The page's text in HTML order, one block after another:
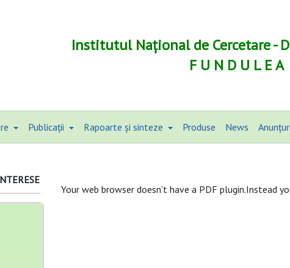
Institutul Național de Cercetare -
F U N D U L E A
Publicații Rapoarte și sinteze Produse News Anunțuri
Your web browser doesn't have a PDF plugin.Instead